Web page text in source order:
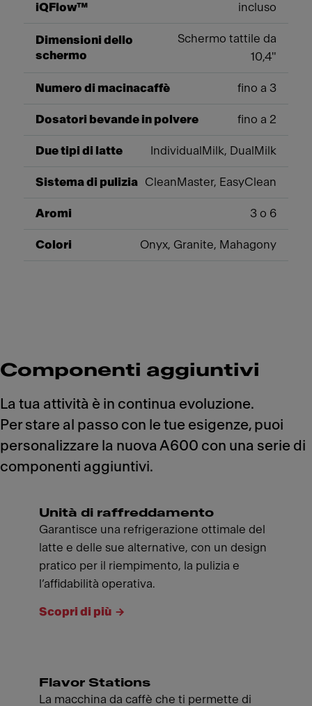
iQFlow™ incluso
Dimensioni dello
schermo
Schermo tattile da
10,4"
Numero di macinacaffè fino a 3
Dosatori bevande in polvere fino a 2
Due tipi di latte IndividualMilk, DualMilk
Sistema di pulizia CleanMaster, EasyClean
Aromi 3 o 6
Colori Onyx, Granite, Mahagony
Componenti aggiuntivi
La tua attività è in continua evoluzione.
Per stare al passo con le tue esigenze, puoi
personalizzare la nuova A600 con una serie di
componenti aggiuntivi.
Unità di raffreddamento
Garantisce una refrigerazione ottimale del
latte e delle sue alternative, con un design
pratico per il riempimento, la pulizia e
l’affidabilità operativa.
Scopri di più
Flavor Stations
La macchina da caffè che ti permette di